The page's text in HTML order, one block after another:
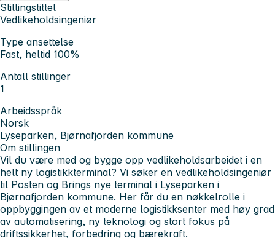
Stillingstittel
Vedlikeholdsingeniør
Type ansettelse
Fast, heltid 100%
Antall stillinger
1
Arbeidsspråk
Norsk
Lyseparken, Bjørnafjorden kommune
Om stillingen
Vil du være med og bygge opp vedlikeholdsarbeidet i en
helt ny logistikkterminal? Vi søker en vedlikeholdsingeniør
til Posten og Brings nye terminal i Lyseparken i
Bjørnafjorden kommune. Her får du en nøkkelrolle i
oppbyggingen av et moderne logistikksenter med høy grad
av automatisering, ny teknologi og stort fokus på
driftssikkerhet, forbedring og bærekraft.